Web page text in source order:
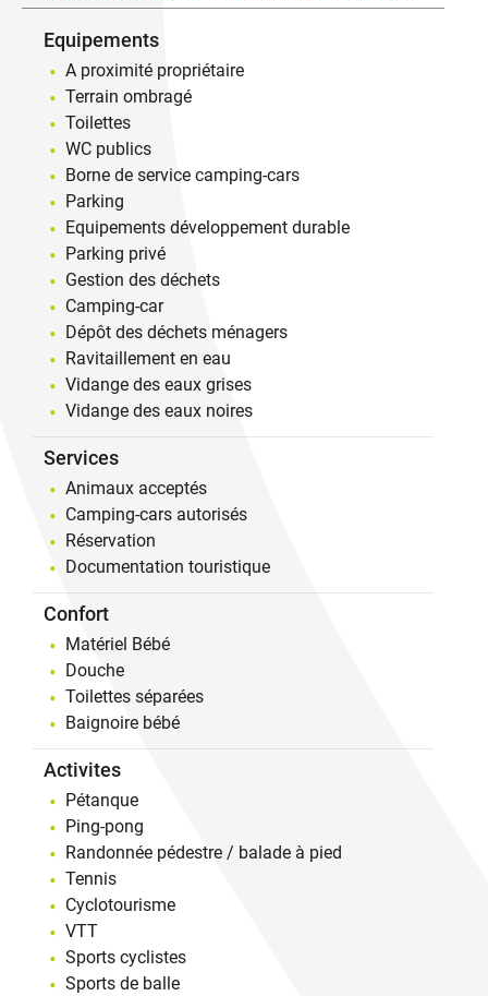
Equipements
A proximité propriétaire
Terrain ombragé
Toilettes
WC publics
Borne de service camping-cars
Parking
Equipements développement durable
Parking privé
Gestion des déchets
Camping-car
Dépôt des déchets ménagers
Ravitaillement en eau
Vidange des eaux grises
Vidange des eaux noires
Services
Animaux acceptés
Camping-cars autorisés
Réservation
Documentation touristique
Confort
Matériel Bébé
Douche
Toilettes séparées
Baignoire bébé
Activites
Pétanque
Ping-pong
Randonnée pédestre / balade à pied
Tennis
Cyclotourisme
VTT
Sports cyclistes
Sports de balle